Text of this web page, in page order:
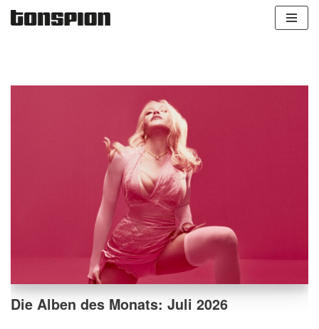
Die Alben des Monats: Juli 2026